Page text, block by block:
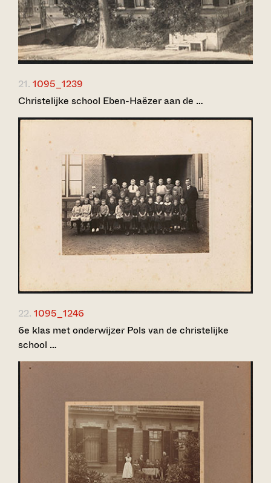
21. 1095_1239
Christelijke school Eben-Haëzer aan de …
22. 1095_1246
6e klas met onderwijzer Pols van de christelijke
school …